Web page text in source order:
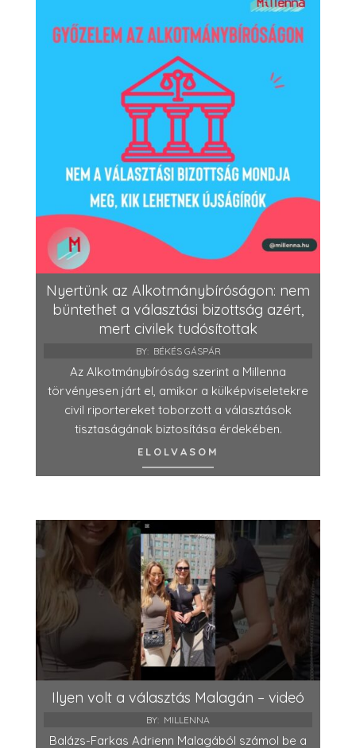
Nyertünk az Alkotmánybíróságon: nem
büntethet a választási bizottság azért,
mert civilek tudósítottak
BY: BÉKÉS GÁSPÁR
Az Alkotmánybíróság szerint a Millenna
törvényesen járt el, amikor a külképviseletekre
civil riportereket toborzott a választások
tisztaságának biztosítása érdekében.
ELOLVASOM
Ilyen volt a választás Malagán – videó
BY: MILLENNA
Balázs-Farkas Adrienn Malagából számol be a